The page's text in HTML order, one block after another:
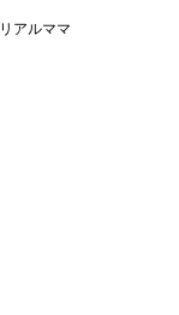
リアルママ